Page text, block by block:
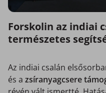
Forskolin az indiai
természetes
Az indiai csalán
és a zsíranyagcsere